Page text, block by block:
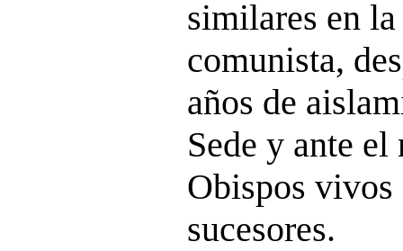
similares en
comunista,
años de
Sede y ante
Obispos
sucesores.